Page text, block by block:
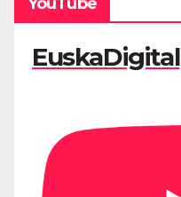
EuskaDigital